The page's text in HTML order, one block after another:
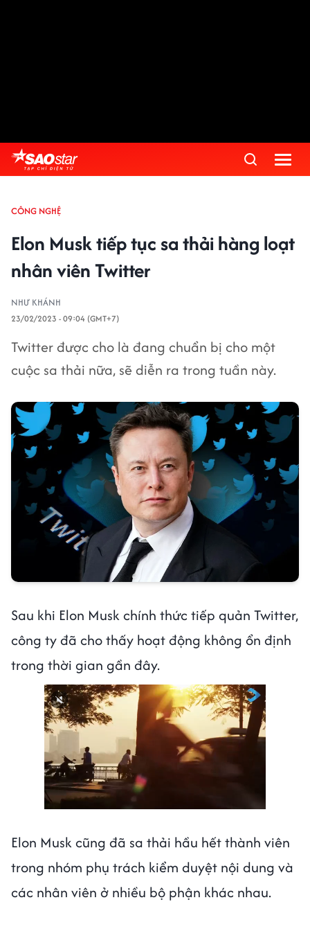
CÔNG NGHỆ
Elon Musk tiếp tục sa thải hàng loạt
nhân viên Twitter
NHƯ KHÁNH
23/02/2023 - 09:04 (GMT+7)
Twitter được cho là đang chuẩn bị cho một
cuộc sa thải nữa, sẽ diễn ra trong tuần này.
Sau khi Elon Musk chính thức tiếp quản Twitter,
công ty đã cho thấy hoạt động không ổn định
trong thời gian gần đây.
Elon Musk cũng đã sa thải hầu hết thành viên
trong nhóm phụ trách kiểm duyệt nội dung và
các nhân viên ở nhiều bộ phận khác nhau.